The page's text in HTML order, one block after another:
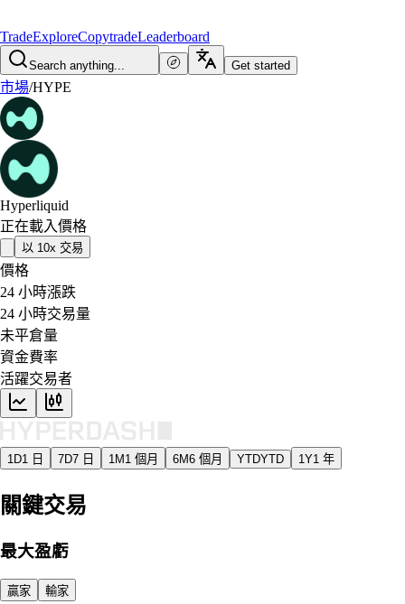
TradeExploreCopytradeLeaderboard
Search anything... Get started
市場/HYPE
Hyperliquid
正在載入價格
以 10x 交易
價格
24 小時漲跌
24 小時交易量
未平倉量
資金費率
活躍交易者
1D1 日 7D7 日 1M 1 個月 6M6 個月 YTDYTD 1Y1 年
關鍵交易
最大盈虧
贏家 輸家